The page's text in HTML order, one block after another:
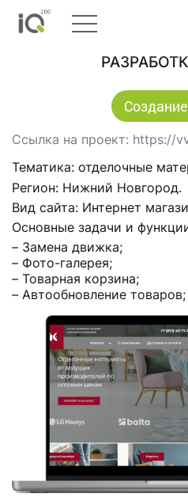
Ссылка на проект: https://
Тематика: отделочные
Регион: Нижний Новгород.
Вид сайта: Интернет
Основные задачи и
– Замена движка;
– Фото-галерея;
– Товарная корзина;
– Автообновление товаров;